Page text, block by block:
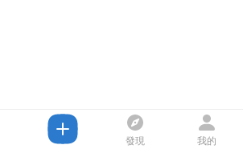
發現 我的